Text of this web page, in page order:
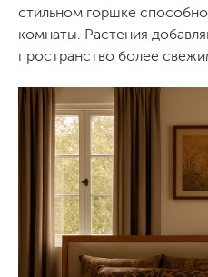
стильном горшке
комнаты. Растения
пространство более